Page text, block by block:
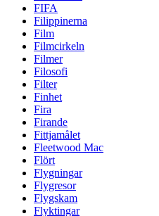
FIFA
Filippinerna
Film
Filmcirkeln
Filmer
Filosofi
Filter
Finhet
Fira
Firande
Fittjamålet
Fleetwood Mac
Flört
Flygningar
Flygresor
Flygskam
Flyktingar